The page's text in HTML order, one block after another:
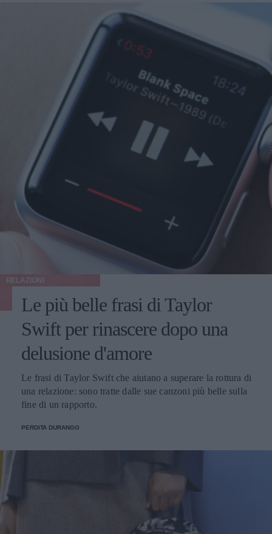
RELAZIONI
Le più belle frasi di Taylor
Swift per rinascere dopo una
delusione d'amore
Le frasi di Taylor Swift che aiutano a superare la rottura di
una relazione: sono tratte dalle sue canzoni più belle sulla
fine di un rapporto.
PERDITA DURANGO